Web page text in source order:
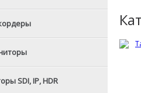
SDI, IP, HDR